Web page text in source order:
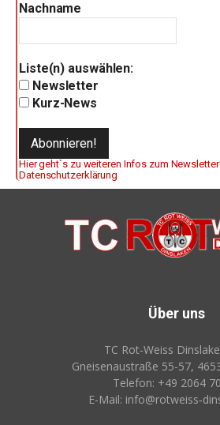
Nachname
Liste(n) auswählen:
Newsletter
Kurz-News
Hier geht`s zu weiteren Infos zum
Datenschutzerklärung
Über uns
TC Rot‑Weiss
Gneisenaustraße 55-57,
Telefon: +49 2064
E-Mail: